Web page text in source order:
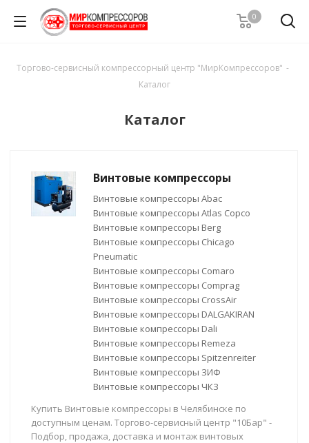
0
Торгово-сервисный компрессорный центр "МирКомпрессоров" -
Каталог
Каталог
Винтовые компрессоры
Винтовые компрессоры Abac
Винтовые компрессоры Atlas Copco
Винтовые компрессоры Berg
Винтовые компрессоры Chicago
Pneumatic
Винтовые компрессоры Comaro
Винтовые компрессоры Comprag
Винтовые компрессоры CrossAir
Винтовые компрессоры DALGAKIRAN
Винтовые компрессоры Dali
Винтовые компрессоры Remeza
Винтовые компрессоры Spitzenreiter
Винтовые компрессоры ЗИФ
Винтовые компрессоры ЧКЗ
Купить Винтовые компрессоры в Челябинске по
доступным ценам. Торгово-сервисный центр "10Бар" -
Подбор, продажа, доставка и монтаж винтовых